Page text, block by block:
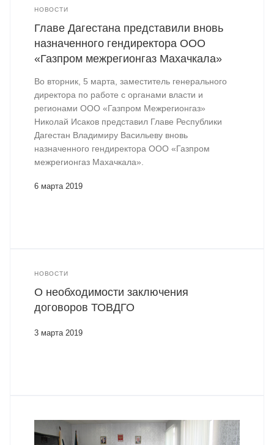
НОВОСТИ
Главе Дагестана представили вновь
назначенного гендиректора ООО
«Газпром межрегионгаз Махачкала»
Во вторник, 5 марта, заместитель генерального
директора по работе с органами власти и
регионами ООО «Газпром Межрегионгаз»
Николай Исаков представил Главе Республики
Дагестан Владимиру Васильеву вновь
назначенного гендиректора ООО «Газпром
межрегионгаз Махачкала».
6 марта 2019
НОВОСТИ
О необходимости заключения
договоров ТОВДГО
3 марта 2019